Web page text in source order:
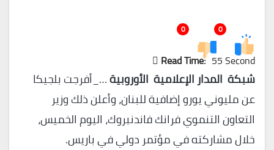
0
0
Read Time: 55 Second
شبكة المدار الإعلامية الأوروبية…_أفرجت بلجيكا
عن مليوني يورو إضافية للبنان، وأعلن ذلك وزير
التعاون التنموي فرانك فاندنبروك، اليوم الخميس،
خلال مشاركته في مؤتمر دولي في باريس.